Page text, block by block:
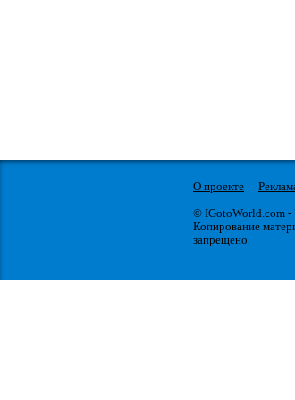
О проекте
© IGotoWorld.com -
Копирование
запрещено.